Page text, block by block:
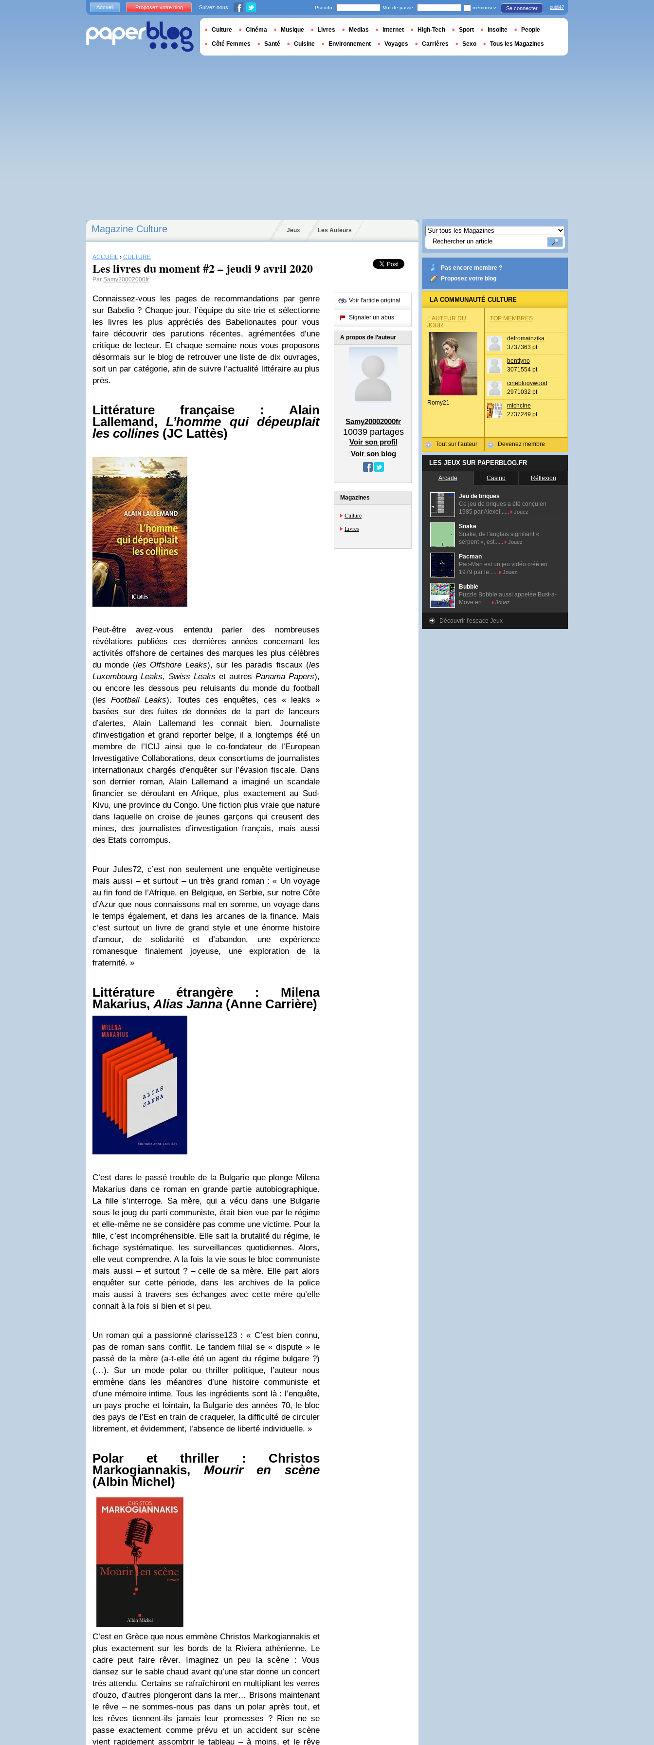
Magazine Culture Jeux Les Auteurs
ACCUEIL › CULTURE
Les livres du moment #2 – jeudi 9 avril 2020
Par Samy20002000fr
Connaissez-vous les pages de recommandations par genre
sur Babelio ? Chaque jour, l’équipe du site trie et sélectionne
les livres les plus appréciés des Babelionautes pour vous
faire découvrir des parutions récentes, agrémentées d’une
critique de lecteur. Et chaque semaine nous vous proposons
désormais sur le blog de retrouver une liste de dix ouvrages,
soit un par catégorie, afin de suivre l’actualité littéraire au plus
près.
Littérature française : Alain
Lallemand,L’homme qui dépeuplait
les collines (JC Lattès)
Peut-être avez-vous entendu parler des nombreuses
révélations publiées ces dernières années concernant les
activités offshore de certaines des marques les plus célèbres
du monde (les Offshore Leaks), sur les paradis fiscaux (les
Luxembourg Leaks, Swiss Leaks et autres Panama Papers),
ou encore les dessous peu reluisants du monde du football
(les Football Leaks). Toutes ces enquêtes, ces « leaks »
basées sur des fuites de données de la part de lanceurs
d’alertes, Alain Lallemand les connait bien. Journaliste
d’investigation et grand reporter belge, il a longtemps été un
membre de l’ICIJ ainsi que le co-fondateur de l’European
Investigative Collaborations, deux consortiums de journalistes
internationaux chargés d’enquêter sur l’évasion fiscale. Dans
son dernier roman, Alain Lallemand a imaginé un scandale
financier se déroulant en Afrique, plus exactement au Sud-
Kivu, une province du Congo. Une fiction plus vraie que nature
dans laquelle on croise de jeunes garçons qui creusent des
mines, des journalistes d’investigation français, mais aussi
des Etats corrompus.
Pour Jules72, c’est non seulement une enquête vertigineuse
mais aussi – et surtout – un très grand roman : « Un voyage
au fin fond de l’Afrique, en Belgique, en Serbie, sur notre Côte
d’Azur que nous connaissons mal en somme, un voyage dans
le temps également, et dans les arcanes de la finance. Mais
c’est surtout un livre de grand style et une énorme histoire
d’amour, de solidarité et d’abandon, une expérience
romanesque finalement joyeuse, une exploration de la
fraternité. »
Littérature étrangère : Milena
Makarius, Alias Janna (Anne Carrière)
C’est dans le passé trouble de la Bulgarie que plonge Milena
Makarius dans ce roman en grande partie autobiographique.
La fille s’interroge. Sa mère, qui a vécu dans une Bulgarie
sous le joug du parti communiste, était bien vue par le régime
et elle-même ne se considère pas comme une victime. Pour la
fille, c’est incompréhensible. Elle sait la brutalité du régime, le
fichage systématique, les surveillances quotidiennes. Alors,
elle veut comprendre. A la fois la vie sous le bloc communiste
mais aussi – et surtout ? – celle de sa mère. Elle part alors
enquêter sur cette période, dans les archives de la police
mais aussi à travers ses échanges avec cette mère qu’elle
connait à la fois si bien et si peu.
Un roman qui a passionné clarisse123 : « C’est bien connu,
pas de roman sans conflit. Le tandem filial se « dispute » le
passé de la mère (a-t-elle été un agent du régime bulgare ?)
(…). Sur un mode polar ou thriller politique, l’auteur nous
emmène dans les méandres d’une histoire communiste et
d’une mémoire intime. Tous les ingrédients sont là : l’enquête,
un pays proche et lointain, la Bulgarie des années 70, le bloc
des pays de l’Est en train de craqueler, la difficulté de circuler
librement, et évidemment, l’absence de liberté individuelle. »
Polar et thriller : Christos
Markogiannakis, Mourir en scène
(Albin Michel)
C’est en Grèce que nous emmène Christos Markogiannakis et
plus exactement sur les bords de la Riviera athénienne. Le
cadre peut faire rêver. Imaginez un peu la scène : Vous
dansez sur le sable chaud avant qu’une star donne un concert
très attendu. Certains se rafraîchiront en multipliant les verres
d’ouzo, d’autres plongeront dans la mer… Brisons maintenant
le rêve – ne sommes-nous pas dans un polar après tout, et
les rêves tiennent-ils jamais leur promesses ? Rien ne se
passe exactement comme prévu et un accident sur scène
vient rapidement assombrir le tableau – à moins, et le rêve
Voir l'article original
Signaler un abus
A propos de l’auteur
Samy20002000fr
10039partages
Voir son profil
Voir son blog
Magazines
Culture
Livres
Pas encore membre ?
Proposez votre blog
LA COMMUNAUTÉ CULTURE
L’AUTEUR DU
JOUR
Romy21
Tout sur l'auteur
TOP MEMBRES
delromainzika
3737363 pt
bentlyno
3071554 pt
cineblogywood
2971032 pt
michcine
2737249 pt
Devenez membre
LES JEUX SUR PAPERBLOG.FR
Arcade Casino Réflexion
Jeu de briques
Ce jeu de briques a été conçu en
1985 par Alexei......
Jouez
Snake
Snake, de l'anglais signifiant «
serpent », est......
Jouez
Pacman
Pac-Man est un jeu vidéo créé en
1979 par le......
Jouez
Bubble
Puzzle Bobble aussi appelée Bust-a-
Move en......
Jouez
Découvrir l'espace Jeux
Accueil Proposez votre blog Suivez nous Pseudo Mot de passe mémorisez Se connecter oublié?
Culture Cinéma Musique Livres Medias Internet High-Tech Sport Insolite People
Côté Femmes Santé Cuisine Environnement Voyages Carrières Sexo Tous les Magazines